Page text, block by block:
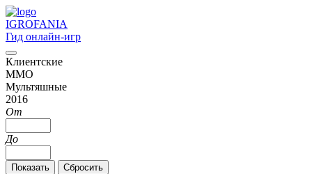
IGROFANIA
Гид онлайн-игр
Клиентские
MMO
Мультяшные
2016
От
До